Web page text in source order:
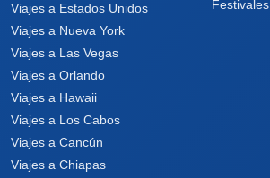
Viajes a Estados Unidos
Viajes a Nueva York
Viajes a Las Vegas
Viajes a Orlando
Viajes a Hawaii
Viajes a Los Cabos
Viajes a Cancún
Viajes a Chiapas
Festivales